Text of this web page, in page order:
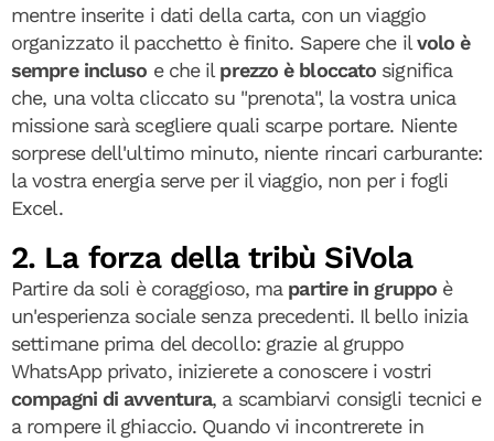
mentre inserite i dati della carta, con un viaggio
organizzato il pacchetto è finito. Sapere che il volo è
sempre incluso e che il prezzo è bloccato significa
che, una volta cliccato su "prenota", la vostra unica
missione sarà scegliere quali scarpe portare. Niente
sorprese dell'ultimo minuto, niente rincari carburante:
la vostra energia serve per il viaggio, non per i fogli
Excel.
2. La forza della tribù SiVola
Partire da soli è coraggioso, ma partire in gruppo è
un'esperienza sociale senza precedenti. Il bello inizia
settimane prima del decollo: grazie al gruppo
WhatsApp privato, inizierete a conoscere i vostri
compagni di avventura, a scambiarvi consigli tecnici e
a rompere il ghiaccio. Quando vi incontrerete in